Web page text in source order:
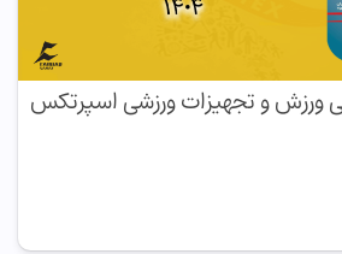
ورزش و تجهیزات ورزشی اسپرتکس